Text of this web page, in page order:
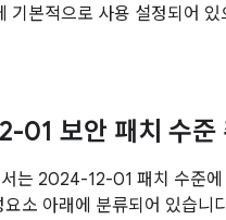
기본적으로 사용 설정되어
01 보안 패치 수준
는 2024-12-01 패치 수준
요소 아래에 분류되어 있습니